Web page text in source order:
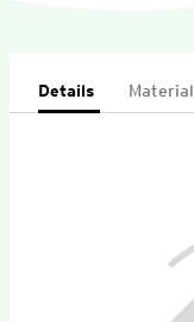
Details Material